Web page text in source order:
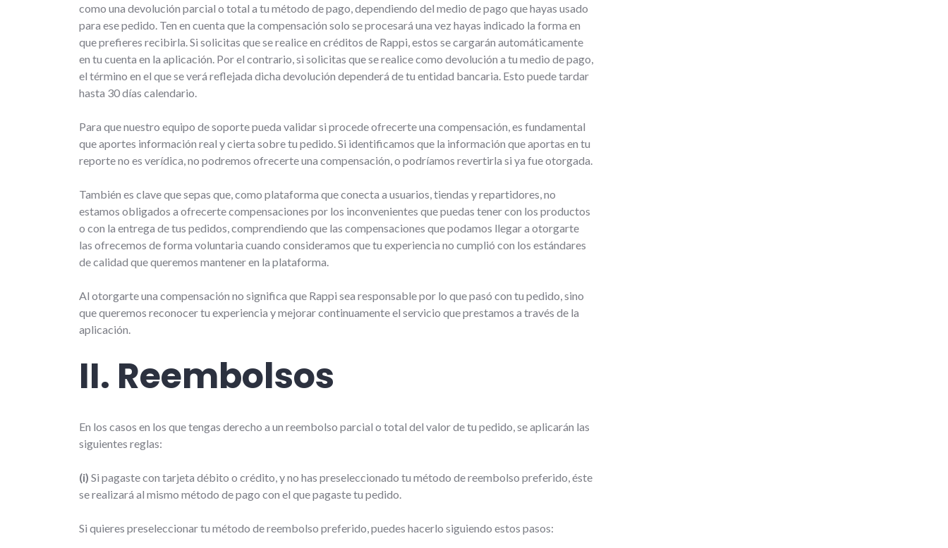
como una devolución parcial o total a tu método de pago, dependiendo del medio de pago que hayas usado
para ese pedido. Ten en cuenta que la compensación solo se procesará una vez hayas indicado la forma en
que prefieres recibirla. Si solicitas que se realice en créditos de Rappi, estos se cargarán automáticamente
en tu cuenta en la aplicación. Por el contrario, si solicitas que se realice como devolución a tu medio de pago,
el término en el que se verá reflejada dicha devolución dependerá de tu entidad bancaria. Esto puede tardar
hasta 30 días calendario.
Para que nuestro equipo de soporte pueda validar si procede ofrecerte una compensación, es fundamental
que aportes información real y cierta sobre tu pedido. Si identificamos que la información que aportas en tu
reporte no es verídica, no podremos ofrecerte una compensación, o podríamos revertirla si ya fue otorgada.
También es clave que sepas que, como plataforma que conecta a usuarios, tiendas y repartidores, no
estamos obligados a ofrecerte compensaciones por los inconvenientes que puedas tener con los productos
o con la entrega de tus pedidos, comprendiendo que las compensaciones que podamos llegar a otorgarte
las ofrecemos de forma voluntaria cuando consideramos que tu experiencia no cumplió con los estándares
de calidad que queremos mantener en la plataforma.
Al otorgarte una compensación no significa que Rappi sea responsable por lo que pasó con tu pedido, sino
que queremos reconocer tu experiencia y mejorar continuamente el servicio que prestamos a través de la
aplicación.
II. Reembolsos
En los casos en los que tengas derecho a un reembolso parcial o total del valor de tu pedido, se aplicarán las
siguientes reglas:
(i) Si pagaste con tarjeta débito o crédito, y no has preseleccionado tu método de reembolso preferido, éste
se realizará al mismo método de pago con el que pagaste tu pedido.
Si quieres preseleccionar tu método de reembolso preferido, puedes hacerlo siguiendo estos pasos: